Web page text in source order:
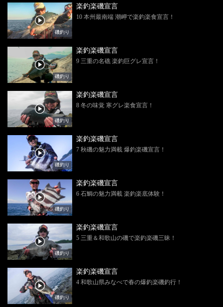
磯釣り
楽釣楽磯宣言
10 本州最南端 潮岬で楽釣楽食宣言！
磯釣り
楽釣楽磯宣言
9 三重の名礁 楽釣巨グレ宣言！
磯釣り
楽釣楽磯宣言
8 冬の味覚 寒グレ楽食宣言！
磯釣り
楽釣楽磯宣言
7 秋磯の魅力満載 爆釣楽磯宣言！
磯釣り
楽釣楽磯宣言
6 石鯛の魅力満載 楽釣楽底体験！
磯釣り
楽釣楽磯宣言
5 三重＆和歌山の磯で楽釣楽磯三昧！
磯釣り
楽釣楽磯宣言
4 和歌山県みなべで春の爆釣楽磯釣行！